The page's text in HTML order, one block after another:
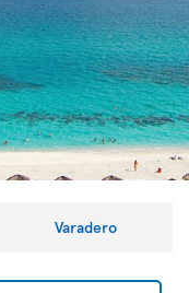
Varadero